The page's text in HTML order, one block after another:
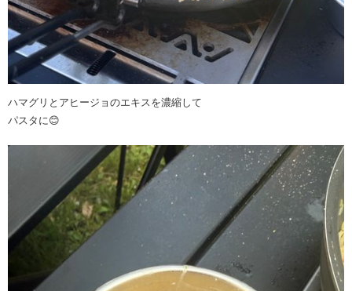
ハマグリとアヒージョのエキスを濃縮して
パスタに😊